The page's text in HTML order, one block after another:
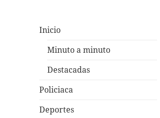
Inicio
Minuto a minuto
Destacadas
Policiaca
Deportes